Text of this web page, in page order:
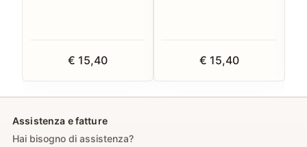
€ 15,40 € 15,40
Assistenza e fatture
Hai bisogno di assistenza?